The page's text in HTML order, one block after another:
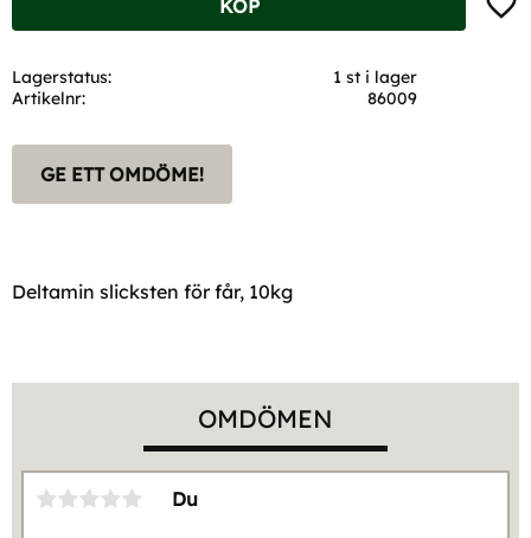
KÖP
Lagerstatus
1 st i lager
Artikelnr
86009
GE ETT OMDÖME!
Deltamin slicksten för får, 10kg
OMDÖMEN
Du